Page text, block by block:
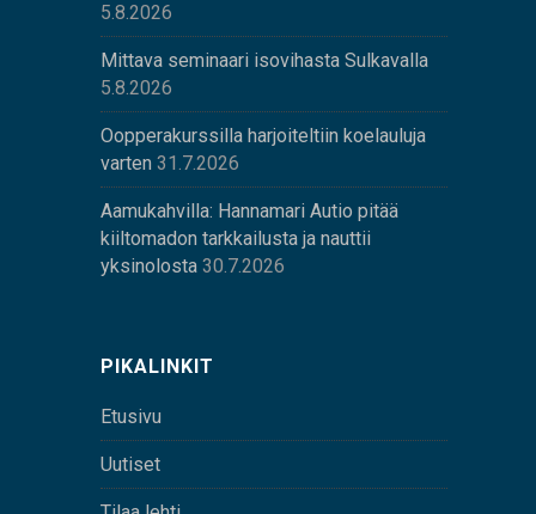
5.8.2026
Mittava seminaari isovihasta Sulkavalla
5.8.2026
Oopperakurssilla harjoiteltiin koelauluja
varten 31.7.2026
Aamukahvilla: Hannamari Autio pitää
kiiltomadon tarkkailusta ja nauttii
yksinolosta 30.7.2026
PIKALINKIT
Etusivu
Uutiset